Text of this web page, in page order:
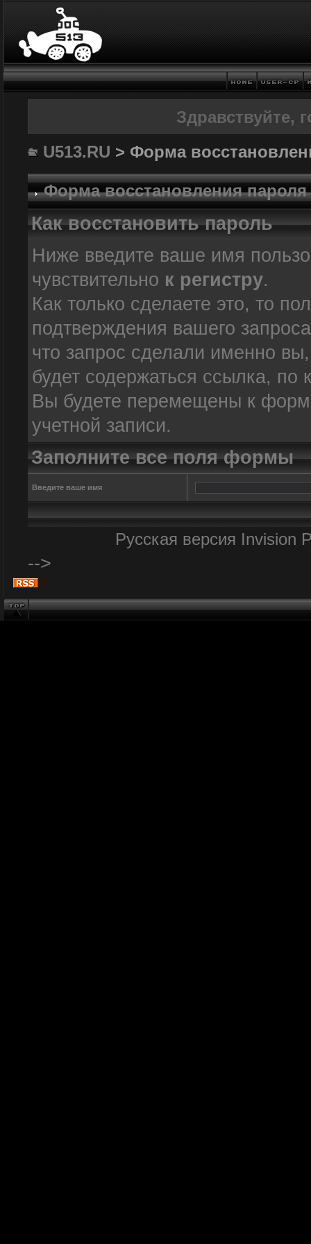
Здравствуйте,
U513.RU > Форма
Форма восстановления пароля
Как восстановить пароль
Ниже введите ваше имя
чувствительно к регистру.
Как только сделаете это, то
подтверждения вашего
что запрос сделали именно
будет содержаться ссылка,
Вы будете перемещены к
учетной записи.
Заполните все поля формы
Введите ваше имя
Русская версия Invision
-->